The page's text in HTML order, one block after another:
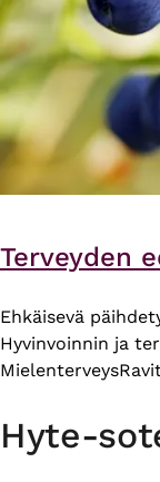
Terveyden
Ehkäisevä
Hyvinvoinnin ja
Mielenterveys
Hyte-